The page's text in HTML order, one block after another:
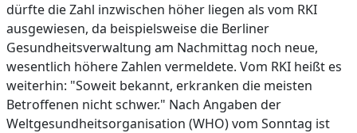
dürfte die Zahl inzwischen höher liegen als vom RKI
ausgewiesen, da beispielsweise die Berliner
Gesundheitsverwaltung am Nachmittag noch neue,
wesentlich höhere Zahlen vermeldete. Vom RKI heißt es
weiterhin: "Soweit bekannt, erkranken die meisten
Betroffenen nicht schwer." Nach Angaben der
Weltgesundheitsorganisation (WHO) vom Sonntag ist